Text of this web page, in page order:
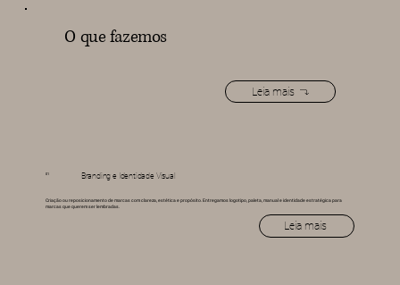
O que fazemos
Leia mais
01 Branding e Identidade Visual
Criação ou reposicionamento de marcas com clareza, estética e propósito. Entregamos logotipo, paleta, manual e identidade estratégica para
marcas que querem ser lembradas.
Leia mais